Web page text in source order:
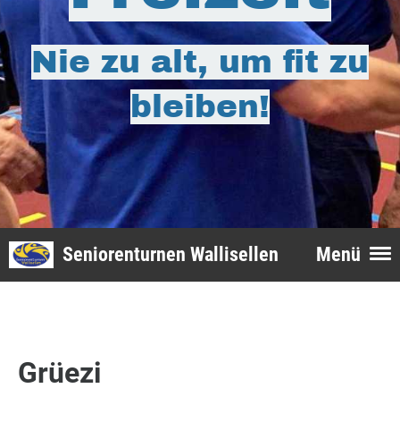
Nie zu alt, um fit zu
bleiben!
Menü
Seniorenturnen Wallisellen
Grüezi